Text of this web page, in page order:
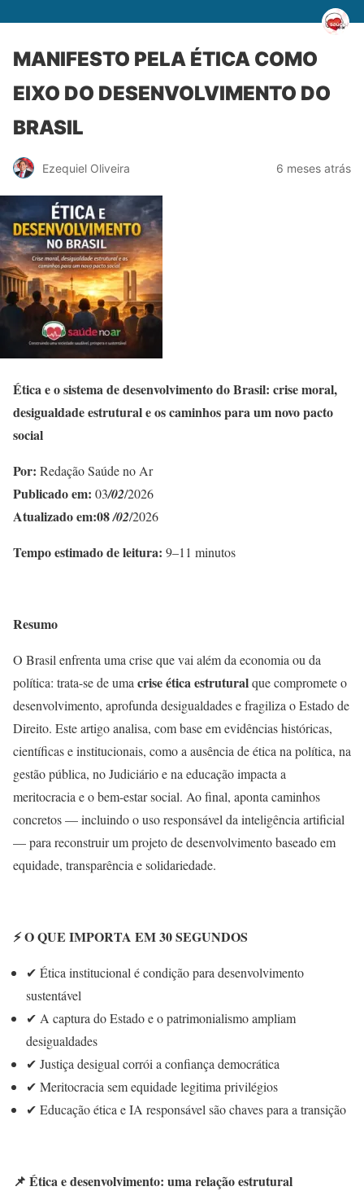
MANIFESTO PELA ÉTICA COMO
EIXO DO DESENVOLVIMENTO DO
BRASIL
Ezequiel Oliveira 6 meses atrás
Ética e o sistema de desenvolvimento do Brasil: crise moral,
desigualdade estrutural e os caminhos para um novo pacto
social
Por: Redação Saúde no Ar
Publicado em: 03/02/2026
Atualizado em:08/02/2026
Tempo estimado de leitura: 9–11 minutos
Resumo
O Brasil enfrenta uma crise que vai além da economia ou da
política: trata-se de uma crise ética estruturalque compromete o
desenvolvimento, aprofunda desigualdades e fragiliza o Estado de
Direito. Este artigo analisa, com base em evidências históricas,
científicas e institucionais, como a ausência de ética na política, na
gestão pública, no Judiciário e na educação impacta a
meritocracia e o bem-estar social. Ao final, aponta caminhos
concretos — incluindo o uso responsável da inteligência artificial
— para reconstruir um projeto de desenvolvimento baseado em
equidade, transparência e solidariedade.
⚡O QUE IMPORTA EM 30 SEGUNDOS
✔ Ética institucional é condição para desenvolvimento
sustentável
✔ A captura do Estado e o patrimonialismo ampliam
desigualdades
✔ Justiça desigual corrói a confiança democrática
✔ Meritocracia sem equidade legitima privilégios
✔ Educação ética e IA responsável são chaves para a transição
📌 Ética e desenvolvimento: uma relação estrutural